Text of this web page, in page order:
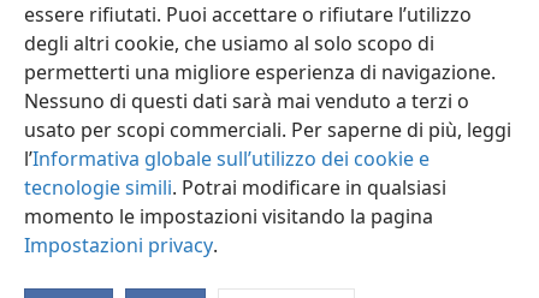
essere rifiutati. Puoi accettare o rifiutare l’utilizzo
degli altri cookie, che usiamo al solo scopo di
permetterti una migliore esperienza di navigazione.
Nessuno di questi dati sarà mai venduto a terzi o
usato per scopi commerciali. Per saperne di più, leggi
l’Informativa globale sull’utilizzo dei cookie e
tecnologie simili. Potrai modificare in qualsiasi
momento le impostazioni visitando la pagina
Impostazioni privacy.
Italiano Impostazioni
Copyright © 2026 Watch Tower Bible and Tract Society of Pennsylvania
Condizioni d’uso Informativa sulla privacy
Impostazioni privacy
JW.ORG
Accedi